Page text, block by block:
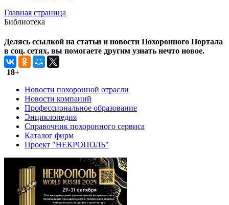
Главная страница
Библиотека
Делясь ссылкой на статьи и новости Похоронного Портала
в соц. сетях, вы помогаете другим узнать нечто новое.
18+
Новости похоронной отрасли
Новости компаний
Профессиональное образование
Энциклопедия
Справочник похоронного сервиса
Каталог фирм
Проект "НЕКРОПОЛЬ"